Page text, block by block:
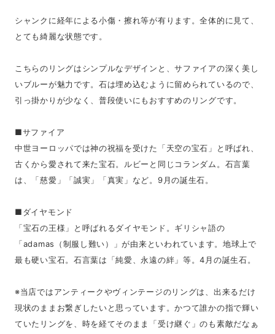
シャンクに経年による小傷・擦れ等が有ります。全体的に見て、
とても綺麗な状態です。
こちらのリングはシンプルなデザインと、サファイアの深く美し
いブルーが魅力です。石は埋め込むように留められているので、
引っ掛かりが少なく、普段使いにもおすすめのリングです。
■サファイア
中世ヨーロッパでは神の祝福を受けた「天空の宝石」と呼ばれ、
古くから愛されて来た宝石。ルビーと同じコランダム。石言葉
は、「慈愛」「誠実」「真実」など。9月の誕生石。
■ダイヤモンド
「宝石の王様」と呼ばれるダイヤモンド。ギリシャ語の
「adamas（制服し難い）」が由来といわれています。地球上で
最も硬い宝石。石言葉は「純愛、永遠の絆」等。4月の誕生石。
※当店ではアンティークやヴィンテージのリングは、出来るだけ
現状のままお繋ぎしたいと思っています。かつて誰かの指で輝い
ていたリングを、時を経てそのまま「受け継ぐ」のも素敵だなぁ